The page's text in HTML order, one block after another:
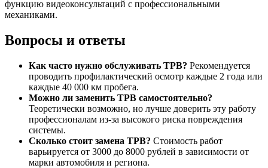
функцию видеоконсультаций с профессиональными
механиками.
Вопросы и ответы
Как часто нужно обслуживать ТРВ? Рекомендуется
проводить профилактический осмотр каждые 2 года или
каждые 40 000 км пробега.
Можно ли заменить ТРВ самостоятельно?
Теоретически возможно, но лучше доверить эту работу
профессионалам из-за высокого риска повреждения
системы.
Сколько стоит замена ТРВ? Стоимость работ
варьируется от 3000 до 8000 рублей в зависимости от
марки автомобиля и региона.